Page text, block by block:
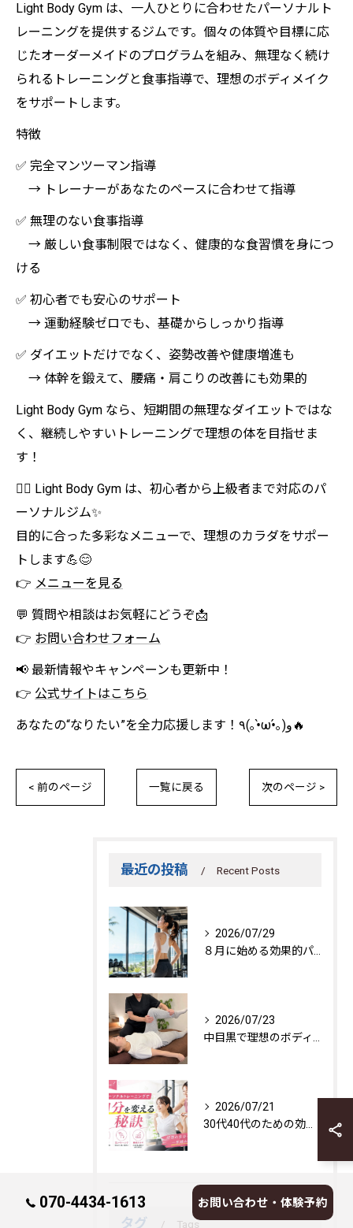
Light Body Gym は、一人ひとりに合わせたパーソナルト
レーニングを提供するジムです。個々の体質や目標に応
じたオーダーメイドのプログラムを組み、無理なく続け
られるトレーニングと食事指導で、理想のボディメイク
をサポートします。
特徴
✅ 完全マンツーマン指導
→ トレーナーがあなたのペースに合わせて指導
✅ 無理のない食事指導
→ 厳しい食事制限ではなく、健康的な食習慣を身につ
ける
✅ 初心者でも安心のサポート
→ 運動経験ゼロでも、基礎からしっかり指導
✅ ダイエットだけでなく、姿勢改善や健康増進も
→ 体幹を鍛えて、腰痛・肩こりの改善にも効果的
Light Body Gym なら、短期間の無理なダイエットではな
く、継続しやすいトレーニングで理想の体を目指せま
す！
🏋️‍♀️ Light Body Gym は、初心者から上級者まで対応のパ
ーソナルジム✨
目的に合った多彩なメニューで、理想のカラダをサポー
トします💪😊
👉 メニューを見る
💬 質問や相談はお気軽にどうぞ📩
👉 お問い合わせフォーム
📢 最新情報やキャンペーンも更新中！
👉 公式サイトはこちら
あなたの“なりたい”を全力応援します！٩(｡•̀ω•́｡)و🔥
< 前のページ 一覧に戻る 次のページ >
最近の投稿 Recent Posts
2026/07/29
８月に始める効果的パーソナルトレーニング
2026/07/23
中目黒で理想のボディを作る方法
2026/07/21
30代40代のための効果的トレーニング法
タグ Tags
070-4434-1613 お問い合わせ・体験予約